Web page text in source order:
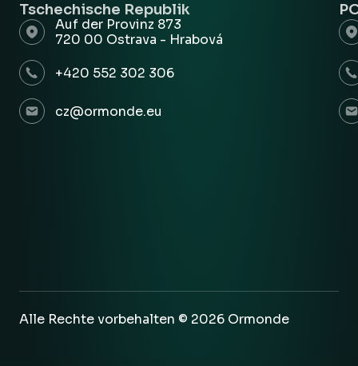
Tschechische Republik
Auf der Provinz 873
720 00 Ostrava - Hrabová
+420 552 302 306
cz@ormonde.eu
Alle Rechte vorbehalten © 2026 Ormonde